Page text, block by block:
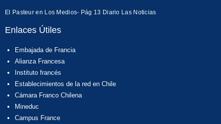
El Pasteur en Los Medios- Pág 13 Diario Las Noticias
Enlaces Útiles
Embajada de Francia
Alianza Francesa
Instituto francés
Establecimientos de la red en Chile
Cámara Franco Chilena
Mineduc
Campus France